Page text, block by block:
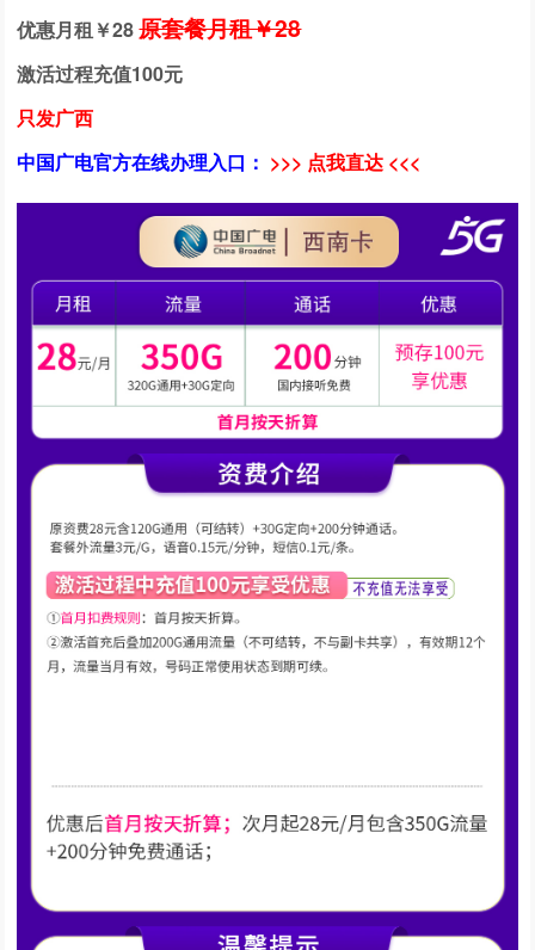
优惠月租￥28原套餐月租￥28
激活过程充值100元
只发广西
中国广电官方在线办理入口： >>> 点我直达 <<<